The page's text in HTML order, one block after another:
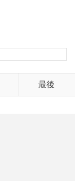
最後